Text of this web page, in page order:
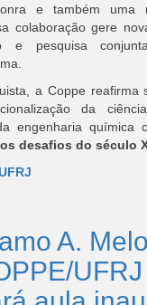
e também uma
colaboração gere
e pesquisa
a Coppe reafirma
da
engenharia química
desafios do século
A.
UFRJ